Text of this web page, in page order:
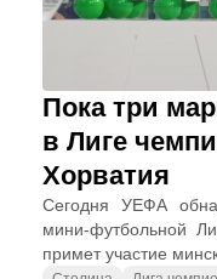
Пока три
в Лиге
Хорватия
Сегодня УЕФА
мини-футбольной
примет участие